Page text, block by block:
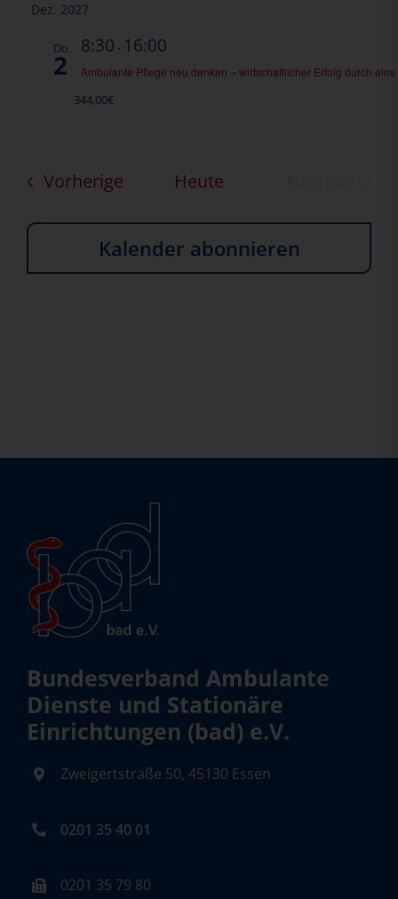
Dez. 2027
Do.
2
8:30 - 16:00
Ambulante Pflege neu denken – wirtschaftlicher Erfolg durch
344,00€
VorherigeVeranstaltungen
Heute
Kalender abonnieren
Bundesverband Ambulante
Dienste und Stationäre
Einrichtungen (bad) e.V.
Zweigertstraße 50, 45130 Essen
0201 35 40 01
0201 35 79 80